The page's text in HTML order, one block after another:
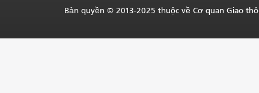
được
Bản quyền © 2013-2025 thuộc về Cơ quan Giao